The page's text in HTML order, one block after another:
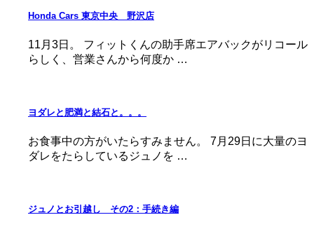
Honda Cars 東京中央 野沢店
11月3日。 フィットくんの助手席エアバックがリコール
らしく、営業さんから何度か …
ヨダレと肥満と結石と。。。
お食事中の方がいたらすみません。 7月29日に大量のヨ
ダレをたらしているジュノを …
ジュノとお引越し その2：手続き編